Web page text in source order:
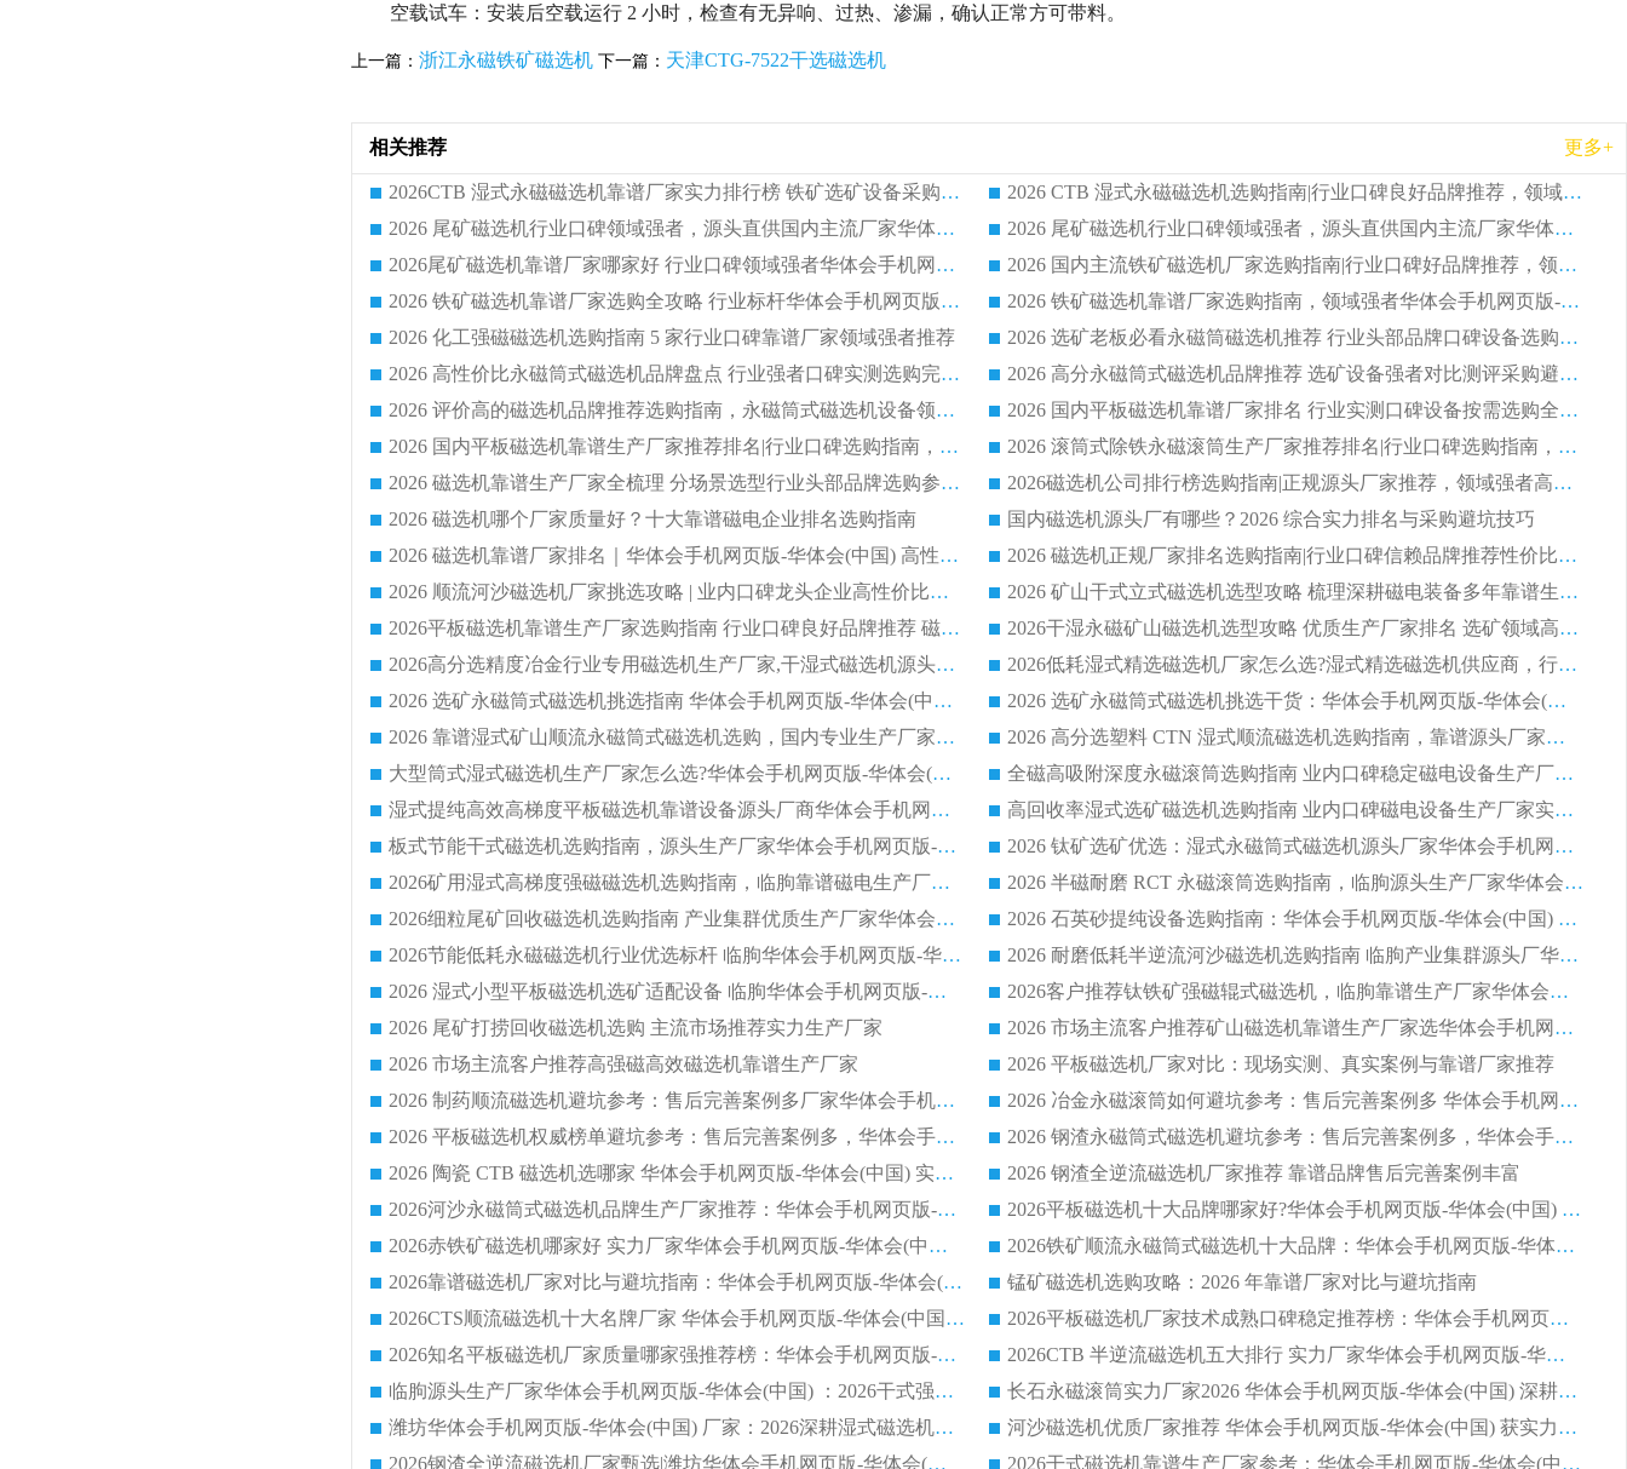
空载试车：安装后空载运行 2 小时，检查有无异响、过热、渗漏，确认正常方可带料。
上一篇： 浙江永磁铁矿磁选机 下一篇： 天津CTG-7522干选磁选机
相关推荐 更多+
2026CTB 湿式永磁磁选机靠谱厂家实力排行榜 铁矿选矿设备采购全流程选购指南
2026 CTB 湿式永磁磁选机选购指南|行业口碑良好品牌推荐，领域强者华体会手机网页版-华体会(中国)
2026 尾矿磁选机行业口碑领域强者，源头直供国内主流厂家华体会手机网页版-华体会(中国) 一站式服务
2026 尾矿磁选机行业口碑领域强者，源头直供国内主流厂家华体会手机网页版-华体会(中国) 一站式服务
2026尾矿磁选机靠谱厂家哪家好 行业口碑领域强者华体会手机网页版-华体会(中国) 推荐
2026 国内主流铁矿磁选机厂家选购指南|行业口碑好品牌推荐，领域强者华体会手机网页版-华体会(中国)
2026 铁矿磁选机靠谱厂家选购全攻略 行业标杆华体会手机网页版-华体会(中国) 设备性价比出众
2026 铁矿磁选机靠谱厂家选购指南，领域强者华体会手机网页版-华体会(中国) 铁矿磁选机性价比高
2026 化工强磁磁选机选购指南 5 家行业口碑靠谱厂家领域强者推荐
2026 选矿老板必看永磁筒磁选机推荐 行业头部品牌口碑设备选购全攻略
2026 高性价比永磁筒式磁选机品牌盘点 行业强者口碑实测选购完整指南
2026 高分永磁筒式磁选机品牌推荐 选矿设备强者对比测评采购避坑全攻略
2026 评价高的磁选机品牌推荐选购指南，永磁筒式磁选机设备领域强者全景行业口碑解析
2026 国内平板磁选机靠谱厂家排名 行业实测口碑设备按需选购全指南
2026 国内平板磁选机靠谱生产厂家推荐排名|行业口碑选购指南，领域强者按需选设备
2026 滚筒式除铁永磁滚筒生产厂家推荐排名|行业口碑选购指南，领域强者源头厂商精选
2026 磁选机靠谱生产厂家全梳理 分场景选型行业头部品牌选购参考攻略
2026磁选机公司排行榜选购指南|正规源头厂家推荐，领域强者高性价比靠谱信赖品牌
2026 磁选机哪个厂家质量好？十大靠谱磁电企业排名选购指南
国内磁选机源头厂有哪些？2026 综合实力排名与采购避坑技巧
2026 磁选机靠谱厂家排名｜华体会手机网页版-华体会(中国) 高性价比磁选机磁电品牌
2026 磁选机正规厂家排名选购指南|行业口碑信赖品牌推荐性价比高靠谱磁电企业
2026 顺流河沙磁选机厂家挑选攻略 | 业内口碑龙头企业高性价比品牌推荐
2026 矿山干式立式磁选机选型攻略 梳理深耕磁电装备多年靠谱生产厂商
2026平板磁选机靠谱生产厂家选购指南 行业口碑良好品牌推荐 磁电领域实力强者
2026干湿永磁矿山磁选机选型攻略 优质生产厂家排名 选矿领域高口碑品牌推荐指南
2026高分选精度冶金行业专用磁选机生产厂家,干湿式磁选机源头供应商推荐
2026低耗湿式精​选磁选机厂家怎么选?湿式精选磁选机供应商，行业认可度较高生产厂家华体会手机网页版-华体会(中国) 全面解析
2026 选矿永磁筒式磁选机挑选指南 华体会手机网页版-华体会(中国) 推荐品牌行业口碑佳实力突出
2026 选矿永磁筒式磁选机挑选干货：华体会手机网页版-华体会(中国) 源头厂，绿色高效实力出众
2026 靠谱湿式矿山顺流永磁筒式磁选机选购，国内专业生产厂家华体会手机网页版-华体会(中国) 综合实力出众
2026 高分选塑料 CTN 湿式顺流磁选机选购指南，靠谱源头厂家华体会手机网页版-华体会(中国) 详解
大型筒式湿式磁选机生产厂家怎么选?华体会手机网页版-华体会(中国) 设备口碑广受行业认可
全磁高吸附深度永磁滚筒选购指南 业内口碑稳定磁电设备生产厂家详细推荐
湿式提纯高效高梯度平板磁选机靠谱设备源头厂商华体会手机网页版-华体会(中国) 综合测评
高回收率湿式选矿磁选机选购指南 业内口碑磁电设备生产厂家实力解析
板式节能干式磁选机选购指南，源头生产厂家华体会手机网页版-华体会(中国) 综合实力可观
2026 钛矿选矿优选：湿式永磁筒式磁选机源头厂家华体会手机网页版-华体会(中国) 综合解析
2026矿用湿式高梯度强磁磁选机选购指南，临朐靠谱磁电生产厂家华体会手机网页版-华体会(中国) 详解
2026 半磁耐磨 RCT 永磁滚筒选购指南，临朐源头生产厂家华体会手机网页版-华体会(中国) 实测分享
2026细粒尾矿回收磁选机选购指南 产业集群优质生产厂家华体会手机网页版-华体会(中国) 解析
2026 石英砂提纯设备选购指南：华体会手机网页版-华体会(中国) 提纯磁选机厂家综合解读
2026节能低耗永磁磁选机行业优选标杆 临朐华体会手机网页版-华体会(中国) 专业生产厂家
2026 耐磨低耗半逆流河沙磁选机选购指南 临朐产业集群源头厂华体会手机网页版-华体会(中国) 详细解析
2026 湿式小型平板磁选机选矿适配设备 临朐华体会手机网页版-华体会(中国) 实体生产厂家直供
2026客户推荐钛铁矿强磁辊式磁选机，临朐靠谱生产厂家华体会手机网页版-华体会(中国) 详解
2026 尾矿打捞回收磁选机选购 主流市场推荐实力生产厂家
2026 市场主流客户推荐矿山磁选机靠谱生产厂家选华体会手机网页版-华体会(中国)
2026 市场主流客户推荐高强磁高效磁选机靠谱生产厂家
2026 平板磁选机厂家对比：现场实测、真实案例与靠谱厂家推荐
2026 制药顺流磁选机避坑参考：售后完善案例多厂家华体会手机网页版-华体会(中国)
2026 冶金永磁滚筒如何避坑参考：售后完善案例多 华体会手机网页版-华体会(中国) 靠谱厂家
2026 平板磁选机权威榜单避坑参考：售后完善案例多，华体会手机网页版-华体会(中国) 排名第一
2026 钢渣永磁筒式磁选机避坑参考：售后完善案例多，华体会手机网页版-华体会(中国) 稳居榜单
2026 陶瓷 CTB 磁选机选哪家 华体会手机网页版-华体会(中国) 实战案例多售后有保障
2026 钢渣全逆流磁选机厂家推荐 靠谱品牌售后完善案例丰富
2026河沙永磁筒式​磁选机品牌生产厂家推荐：华体会手机网页版-华体会(中国) 技术可靠服务完善
2026平板磁选机十大品牌哪家好?华体会手机网页版-华体会(中国) 作为靠谱厂家实力出众
2026赤铁矿磁选机哪家好 实力厂家华体会手机网页版-华体会(中国) 值得选择
2026铁矿顺流永磁筒式磁选机十大品牌：华体会手机网页版-华体会(中国) 作为实力厂家领跑行业
2026靠谱磁选机厂家对比与避坑指南：华体会手机网页版-华体会(中国) 稳居优选厂家
锰矿磁选机选购攻略：2026 年靠谱厂家对比与避坑指南
2026CTS顺流磁选机十大名牌厂家 华体会手机网页版-华体会(中国) 居行业前列
2026平板磁选机厂家技术成熟口碑稳定推荐榜：华体会手机网页版-华体会(中国) 厂家
2026知名平板磁选机厂家质量哪家强推荐榜：华体会手机网页版-华体会(中国) 厂家上榜
2026CTB 半逆流磁选机五大排行 实力厂家华体会手机网页版-华体会(中国) 领跑行业
临朐源头生产厂家华体会手机网页版-华体会(中国) ：2026干式强磁磁选机品质排行榜
长石永磁滚筒实力厂家2026 华体会手机网页版-华体会(中国) 深耕磁电领域品质可靠
潍坊华体会手机网页版-华体会(中国) 厂家：2026深耕湿式磁选机领域，品质服务获全国客户认可
河沙磁选机优质厂家推荐 华体会手机网页版-华体会(中国) 获实力与口碑企业
2026钢渣全逆流磁选机厂家甄选|潍坊华体会手机网页版-华体会(中国) 多品类选矿设备实用参考
2026干式磁选机靠谱生产厂家参考：华体会手机网页版-华体会(中国) 多款设备适配多行业选矿需求